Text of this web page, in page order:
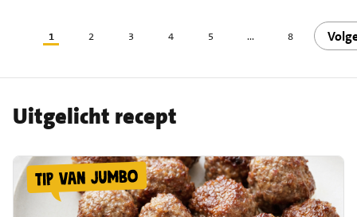
1 2 3 4 5 ... 8
Uitgelicht recept